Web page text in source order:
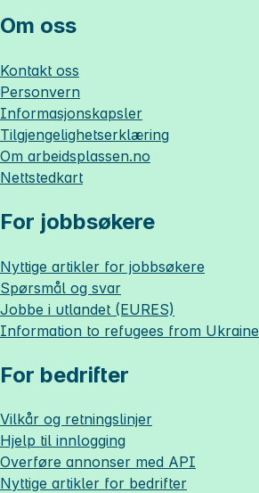
Om oss
Kontakt oss
Personvern
Informasjonskapsler
Tilgjengelighetserklæring
Om arbeidsplassen.no
Nettstedkart
For jobbsøkere
Nyttige artikler for jobbsøkere
Spørsmål og svar
Jobbe i utlandet (EURES)
Information to refugees from Ukraine
For bedrifter
Vilkår og retningslinjer
Hjelp til innlogging
Overføre annonser med API
Nyttige artikler for bedrifter